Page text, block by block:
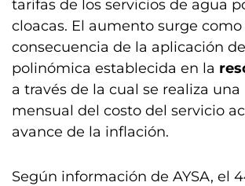
tarifas de los servicios de agua
cloacas. El aumento surge como
consecuencia de la aplicación
polinómica establecida en la
a través de la cual se realiza
mensual del costo del servicio
avance de la inflación.
Según información de AYSA, el